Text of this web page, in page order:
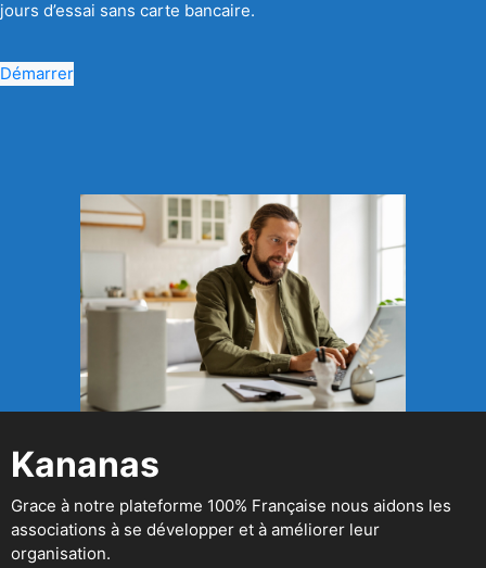
jours d’essai sans carte bancaire.
Démarrer
Kananas
Grace à notre plateforme 100% Française nous aidons les
associations à se développer et à améliorer leur
organisation.